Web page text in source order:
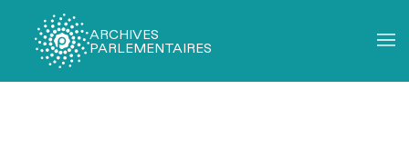
ARCHIVES
PARLEMENTAIRES